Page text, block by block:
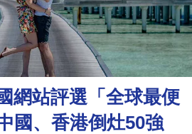
網站評選「全球最便
國、香港倒灶50強